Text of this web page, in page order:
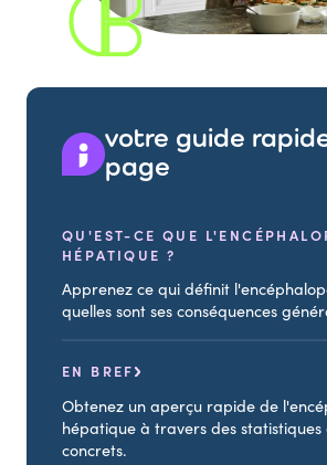
votre guide
page
QU'EST-CE QUE
HÉPATIQUE ?
Apprenez ce qui définit
quelles sont ses conséquences
EN BREF
Obtenez un aperçu rapide de
hépatique à travers des statistiques
concrets.